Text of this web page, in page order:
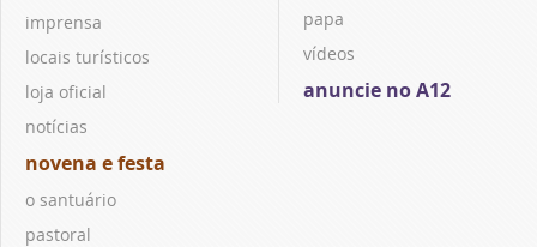
imprensa
locais turísticos
loja oficial
notícias
novena e festa
o santuário
pastoral
papa
vídeos
anuncie no A12